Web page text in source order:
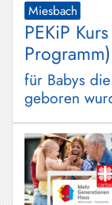
Miesbach
PEKiP
Programm)
für Babys
geboren